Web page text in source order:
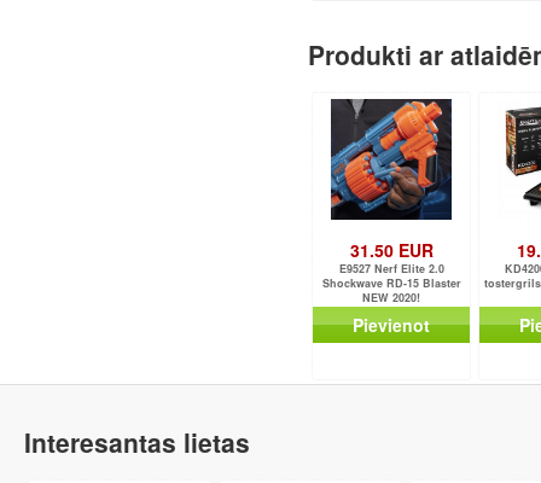
Produkti ar
31.50 EUR
E9527 Nerf Elite 2.0
Shockwave RD-15 Blaster
NEW 2020!
Pievienot
tostergrils
Interesantas lietas